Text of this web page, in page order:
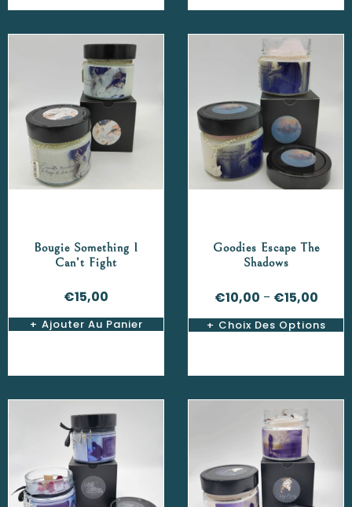
Bougie Something I
Can’t Fight
€15,00
Ajouter Au Panier
Goodies Escape The
Shadows
€10,00 – €15,00
Choix Des Options